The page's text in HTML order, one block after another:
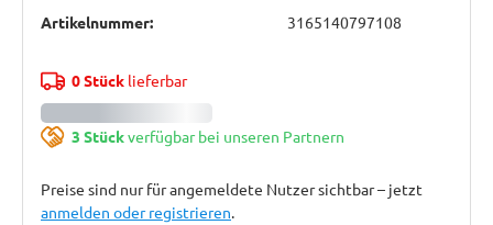
Artikelnummer: 3165140797108
0 Stücklieferbar
3 Stückverfügbar bei unseren Partnern
Preise sind nur für angemeldete Nutzer sichtbar – jetzt
anmelden oder registrieren.